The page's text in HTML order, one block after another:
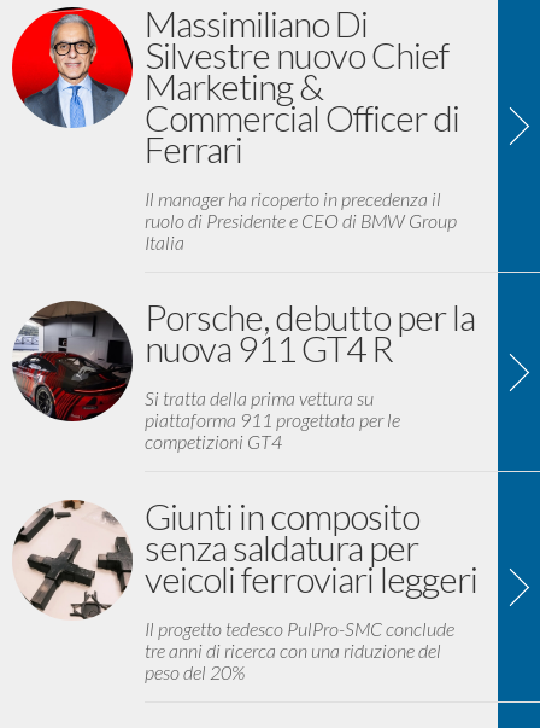
Massimiliano Di
Silvestre nuovo Chief
Marketing &
Commercial Officer di
Ferrari
Il manager ha ricoperto in precedenza il
ruolo di Presidente e CEO di BMW Group
Italia
Porsche, debutto per la
nuova 911 GT4 R
Si tratta della prima vettura su
piattaforma 911 progettata per le
competizioni GT4
Giunti in composito
senza saldatura per
veicoli ferroviari leggeri
Il progetto tedesco PulPro-SMC conclude
tre anni di ricerca con una riduzione del
peso del 20%